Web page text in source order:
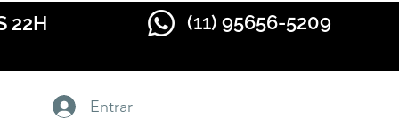
22H (11) 95656-5209
Entrar